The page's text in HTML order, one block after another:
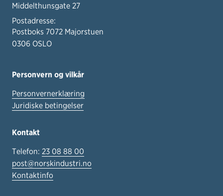
Middelthunsgate 27
Postadresse:
Postboks 7072 Majorstuen
0306 OSLO
Personvern og vilkår
Personvernerklæring
Juridiske betingelser
Kontakt
Telefon: 23 08 88 00
post@norskindustri.no
Kontaktinfo